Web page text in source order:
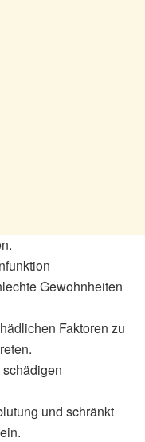
Gewohnheiten
Faktoren zu
und schränkt